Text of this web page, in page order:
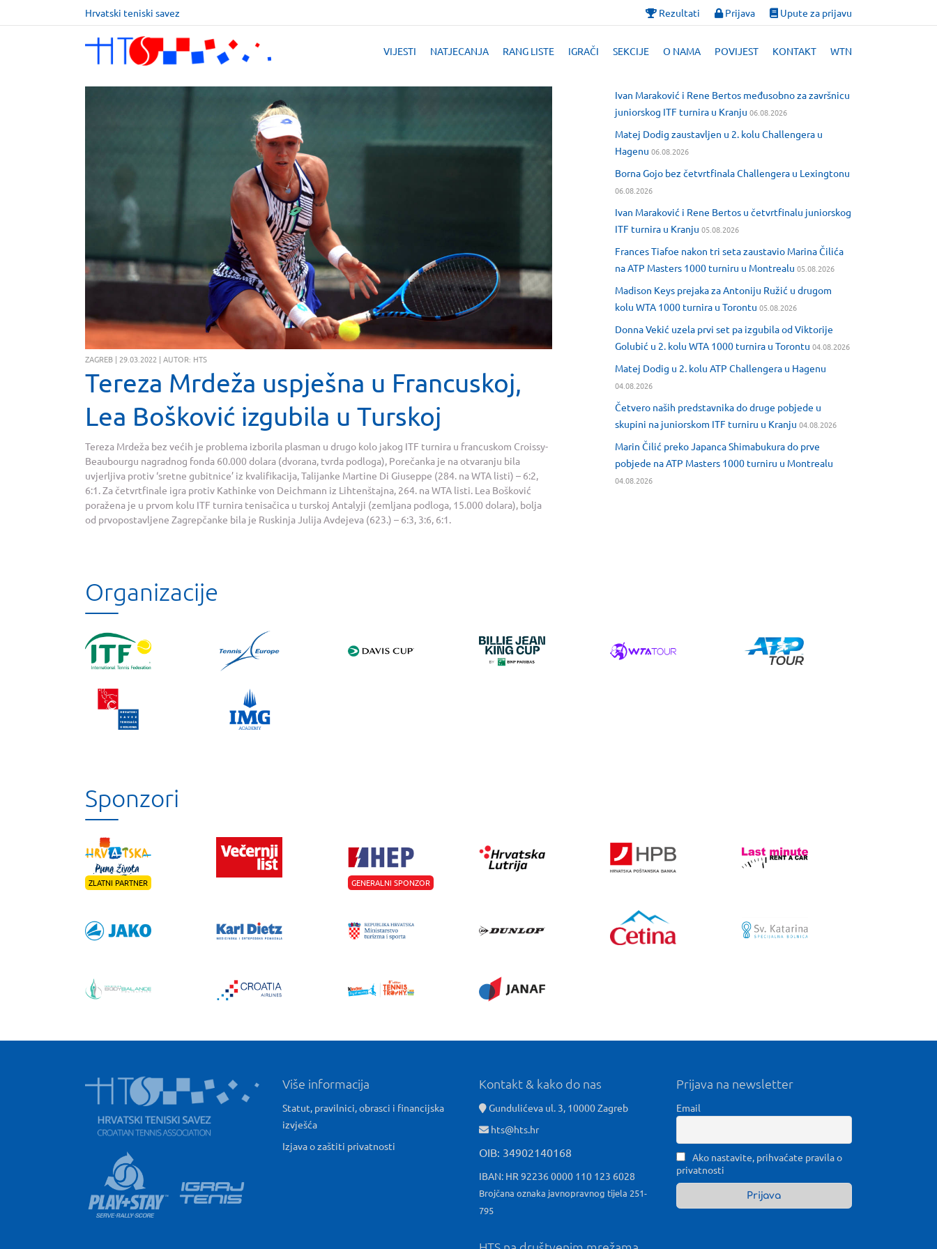
Hrvatski teniski savez Rezultati Prijava Upute za prijavu
VIJESTI NATJECANJA RANG LISTE IGRAČI SEKCIJE O NAMA POVIJEST KONTAKT WTN
ZAGREB | 29.03.2022 | AUTOR: HTS
Tereza Mrdeža uspješna u Francuskoj,
Lea Bošković izgubila u Turskoj
Tereza Mrdeža bez većih je problema izborila plasman u drugo kolo jakog ITF turnira u francuskom Croissy-
Beaubourgu nagradnog fonda 60.000 dolara (dvorana, tvrda podloga), Porečanka je na otvaranju bila
uvjerljiva protiv ‘sretne gubitnice’ iz kvalifikacija, Talijanke Martine Di Giuseppe (284. na WTA listi) – 6:2,
6:1. Za četvrtfinale igra protiv Kathinke von Deichmann iz Lihtenštajna, 264. na WTA listi. Lea Bošković
poražena je u prvom kolu ITF turnira tenisačica u turskoj Antalyji (zemljana podloga, 15.000 dolara), bolja
od prvopostavljene Zagrepčanke bila je Ruskinja Julija Avdejeva (623.) – 6:3, 3:6, 6:1.
Ivan Maraković i Rene Bertos međusobno za završnicu
juniorskog ITF turnira u Kranju 06.08.2026
Matej Dodig zaustavljen u 2. kolu Challengera u
Hagenu 06.08.2026
Borna Gojo bez četvrtfinala Challengera u Lexingtonu
06.08.2026
Ivan Maraković i Rene Bertos u četvrtfinalu juniorskog
ITF turnira u Kranju 05.08.2026
Frances Tiafoe nakon tri seta zaustavio Marina Čilića
na ATP Masters 1000 turniru u Montrealu 05.08.2026
Madison Keys prejaka za Antoniju Ružić u drugom
kolu WTA 1000 turnira u Torontu 05.08.2026
Donna Vekić uzela prvi set pa izgubila od Viktorije
Golubić u 2. kolu WTA 1000 turnira u Torontu 04.08.2026
Matej Dodig u 2. kolu ATP Challengera u Hagenu
04.08.2026
Četvero naših predstavnika do druge pobjede u
skupini na juniorskom ITF turniru u Kranju 04.08.2026
Marin Čilić preko Japanca Shimabukura do prve
pobjede na ATP Masters 1000 turniru u Montrealu
04.08.2026
Organizacije
Sponzori
ZLATNI PARTNER GENERALNI SPONZOR
Više informacija
Statut, pravilnici, obrasci i financijska
izvješća
Izjava o zaštiti privatnosti
Kontakt & kako do nas
Gundulićeva ul. 3, 10000 Zagreb
hts@hts.hr
OIB: 34902140168
IBAN: HR 92236 0000 110 123 6028
Brojčana oznaka javnopravnog tijela 251-
795
Prijava na newsletter
Email
Ako nastavite, prihvaćate pravila o
privatnosti